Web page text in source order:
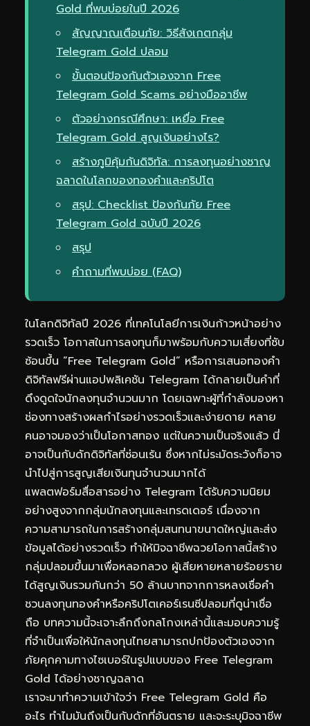
Gold ที่พบบ่อยในปี 2026
สัญญาณเตือนภัย: วิธีสังเกตกลุ่ม
Telegram Gold ปลอม
ขั้นตอนป้องกันตัวเองจาก Free
Telegram Gold Scams อย่างมืออาชีพ
ตัวอย่างกรณีศึกษา: เหยื่อ Free
Telegram Gold สูญเงินอย่างไร?
สร้างภูมิคุ้มกันดิจิทัล: การลงทุนอย่างชาญ
ฉลาดในโลกของทองคำและคริปโต
สรุป: Checklist ป้องกันภัย Free
Telegram Gold ฉบับปี 2026
สรุป
คำถามที่พบบ่อย (FAQ)
ในโลกดิจิทัลปี 2026 ที่เทคโนโลยีการเงินก้าวหน้าอย่าง
รวดเร็ว โอกาสในการลงทุนก็มาพร้อมกับความเสี่ยงที่ซับ
ซ้อนขึ้น “Free Telegram Gold” หรือการเสนอทองคำ
ดิจิทัลฟรีผ่านแอปพลิเคชัน Telegram ได้กลายเป็นคำที่
ดึงดูดใจนักลงทุนจำนวนมาก โดยเฉพาะผู้ที่กำลังมองหา
ช่องทางสร้างผลกำไรอย่างรวดเร็วและง่ายดาย หลาย
คนอาจมองว่าเป็นโอกาสทอง แต่ในความเป็นจริงแล้ว นี่
อาจเป็นกับดักดิจิทัลที่ซ่อนเร้น ซึ่งหากไม่ระมัดระวังก็อาจ
นำไปสู่การสูญเสียเงินทุนจำนวนมากได้
แพลตฟอร์มสื่อสารอย่าง Telegram ได้รับความนิยม
อย่างสูงจากกลุ่มนักลงทุนและเทรดเดอร์ เนื่องจาก
ความสามารถในการสร้างกลุ่มสนทนาขนาดใหญ่และส่ง
ข้อมูลได้อย่างรวดเร็ว ทำให้มิจฉาชีพฉวยโอกาสนี้สร้าง
กลุ่มปลอมขึ้นมาเพื่อหลอกลวง ผู้เสียหายหลายร้อยราย
ได้สูญเงินรวมกันกว่า 50 ล้านบาทจากการหลงเชื่อคำ
ชวนลงทุนทองคำหรือคริปโตเคอร์เรนซีปลอมที่ดูน่าเชื่อ
ถือ บทความนี้จะเจาะลึกถึงกลโกงเหล่านี้และมอบความรู้
ที่จำเป็นเพื่อให้นักลงทุนไทยสามารถปกป้องตัวเองจาก
ภัยคุกคามทางไซเบอร์ในรูปแบบของ Free Telegram
Gold ได้อย่างชาญฉลาด
เราจะมาทำความเข้าใจว่า Free Telegram Gold คือ
อะไร ทำไมมันถึงเป็นกับดักที่อันตราย และจะระบุมิจฉาชีพ